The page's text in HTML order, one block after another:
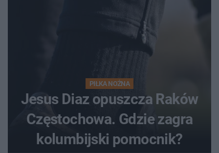
PIŁKA NOŻNA
Jesus Diaz opuszcza Raków
Częstochowa. Gdzie zagra
kolumbijski pomocnik?